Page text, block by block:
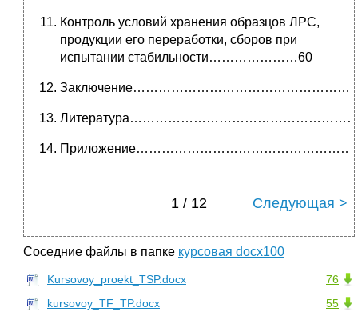
Контроль условий хранения образцов ЛРС,
продукции его переработки, сборов при
испытании стабильности…………………60
1 / 12 Следующая >
Соседние файлы в папке курсовая docx100
76
Kursovoy_proekt_TSP.docx
55
kursovoy_TF_TP.docx